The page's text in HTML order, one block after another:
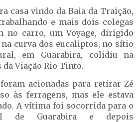
casa vindo da Baia da Traição,
e mais dois colegas
no carro, um Voyage, dirigido
curva dos eucaliptos, no sítio
em Guarabira, colidiu na
Viação Rio Tinto.
acionadas para retirar Zé
às ferragens, mas ele estava
A vítima foi socorrida para o
de Guarabira e depois